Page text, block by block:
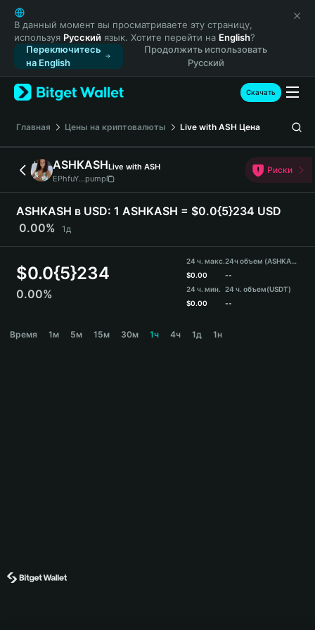
English
日本語
Tiếng Việt
Русский
Español (Latinoamérica)
Türkçe
Français
Deutsch
简体中文
繁體中文
Português (Portugal)
Bahasa Indonesia
ภาษาไทย
हिन्दी
Español
Português (Brasil)
В данный момент вы просматриваете эту страницу,
используя Русский язык. Хотите перейти на English?
Переключитесь
на English
Продолжить использовать
Русский
Скачать
Главная Цены на криптовалюты Live with ASH Цена
ASHKASHLive with ASH
EPhfuY...pump
Риски
ASHKASH в USD: 1 ASHKASH = $0.0{5}234 USD
0.00%
1д
$0.0{5}234
0.00%
24 ч. макс.
$0.00
24 ч. мин.
$0.00
24ч объем (ASHKASH)
--
24 ч. объем(USDT)
--
Время 1м 5м 15м 30м 1ч 4ч 1д 1н